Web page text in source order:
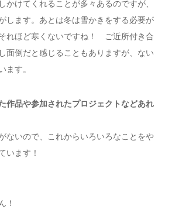
かけてくれることが多々あるのですが、
します。あとは冬は雪かきをする必要が
れほど寒くないですね！ ご近所付き合
面倒だと感じることもありますが、ない
ます。
作品や参加されたプロジェクトなどあれ
ないので、これからいろいろなことをや
います！
！